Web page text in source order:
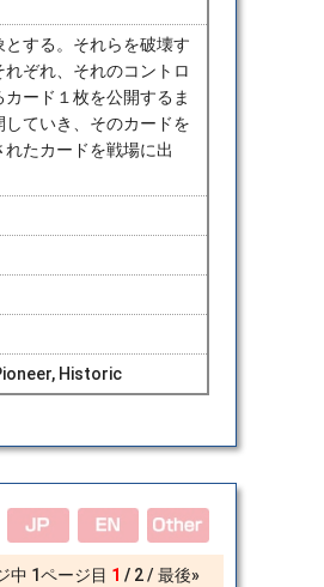
する。それらを破壊す
ぞれ、それのコントロ
ード１枚を公開するま
ていき、そのカードを
たカードを戦場に出
Historic
中 1ページ目 1 2 最後»